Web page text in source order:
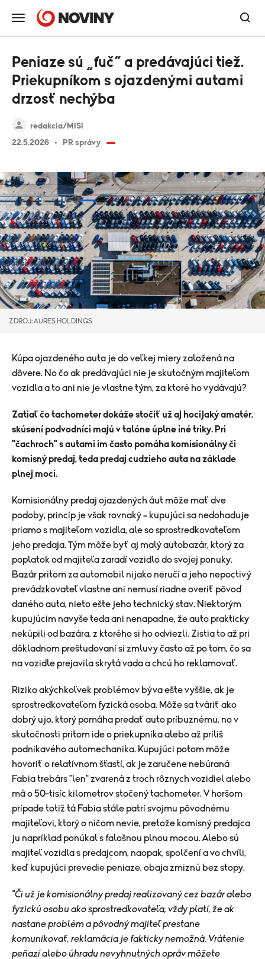
redakcia/MISI
22.5.2026
PR správy
Peniaze sú „fuč“ a predávajúci tiež.
Priekupníkom s ojazdenými autami
drzosť nechýba
ZDROJ: AURES HOLDINGS
Kúpa ojazdeného auta je do veľkej miery založená na
dôvere. No čo ak predávajúci nie je skutočným majiteľom
vozidla a to ani nie je vlastne tým, za ktoré ho vydávajú?
Zatiaľ čo tachometer dokáže stočiť už aj hocijaký amatér,
skúsení podvodníci majú v talóne úplne iné triky. Pri
"čachroch" s autami im často pomáha komisionálny či
komisný predaj, teda predaj cudzieho auta na základe
plnej moci.
Komisionálny predaj ojazdených áut môže mať dve
podoby, princíp je však rovnaký – kupujúci sa nedohaduje
priamo s majiteľom vozidla, ale so sprostredkovateľom
jeho predaja. Tým môže byť aj malý autobazár, ktorý za
poplatok od majiteľa zaradí vozidlo do svojej ponuky.
Bazár pritom za automobil nijako neručí a jeho nepoctivý
prevádzkovateľ vlastne ani nemusí riadne overiť pôvod
daného auta, nieto ešte jeho technický stav. Niektorým
kupujúcim navyše teda ani nenapadne, že auto prakticky
nekúpili od bazára, z ktorého si ho odviezli. Zistia to až pri
dôkladnom preštudovaní si zmluvy často až po tom, čo sa
na vozidle prejavila skrytá vada a chcú ho reklamovať.
Riziko akýchkoľvek problémov býva ešte vyššie, ak je
sprostredkovateľom fyzická osoba. Môže sa tváriť ako
dobrý ujo, ktorý pomáha predať auto príbuznému, no v
skutočnosti pritom ide o priekupníka alebo až príliš
podnikavého automechanika. Kupujúci potom môže
hovoriť o relatívnom šťastí, ak je zaručene nebúraná
Fabia trebárs "len" zvarená z troch rôznych vozidiel alebo
má o 50-tisíc kilometrov stočený tachometer. V horšom
prípade totiž tá Fabia stále patrí svojmu pôvodnému
majiteľovi, ktorý o ničom nevie, pretože komisný predajca
ju napríklad ponúkal s falošnou plnou mocou. Alebo sú
majiteľ vozidla s predajcom, naopak, spolčení a vo chvíli,
keď kupujúci prevedie peniaze, obaja zmiznú bez stopy.
"Či už je komisionálny predaj realizovaný cez bazár alebo
fyzickú osobu ako sprostredkovateľa, vždy platí, že ak
nastane problém a pôvodný majiteľ prestane
komunikovať, reklamácia je fakticky nemožná. Vrátenie
peňazí alebo úhradu nevyhnutných opráv môžete